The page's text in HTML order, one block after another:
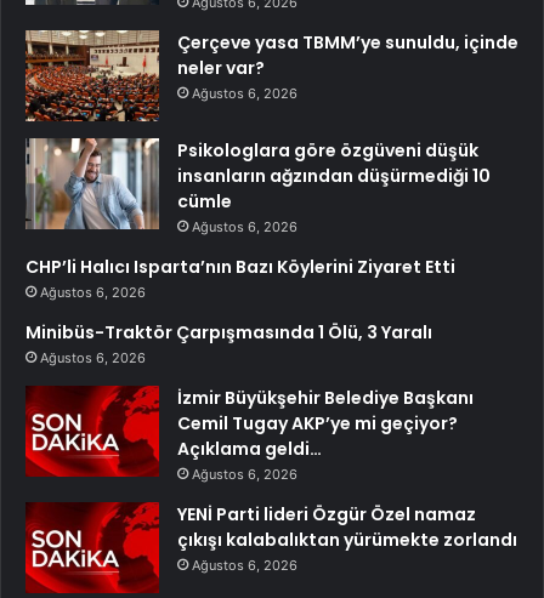
Çerçeve yasa TBMM’ye sunuldu, içinde
neler var?
Ağustos 6, 2026
Psikologlara göre özgüveni düşük
insanların ağzından düşürmediği 10
cümle
Ağustos 6, 2026
CHP’li Halıcı Isparta’nın Bazı Köylerini Ziyaret Etti
Ağustos 6, 2026
Minibüs-Traktör Çarpışmasında 1 Ölü, 3 Yaralı
Ağustos 6, 2026
İzmir Büyükşehir Belediye Başkanı
Cemil Tugay AKP’ye mi geçiyor?
Açıklama geldi…
Ağustos 6, 2026
YENİ Parti lideri Özgür Özel namaz
çıkışı kalabalıktan yürümekte zorlandı
Ağustos 6, 2026